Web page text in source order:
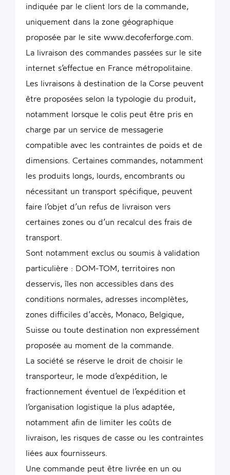
indiquée par le client lors de la commande,
uniquement dans la zone géographique
proposée par le site www.decoferforge.com.
La livraison des commandes passées sur le site
internet s’effectue en France métropolitaine.
Les livraisons à destination de la Corse peuvent
être proposées selon la typologie du produit,
notamment lorsque le colis peut être pris en
charge par un service de messagerie
compatible avec les contraintes de poids et de
dimensions. Certaines commandes, notamment
les produits longs, lourds, encombrants ou
nécessitant un transport spécifique, peuvent
faire l’objet d’un refus de livraison vers
certaines zones ou d’un recalcul des frais de
transport.
Sont notamment exclus ou soumis à validation
particulière : DOM-TOM, territoires non
desservis, îles non accessibles dans des
conditions normales, adresses incomplètes,
zones difficiles d’accès, Monaco, Belgique,
Suisse ou toute destination non expressément
proposée au moment de la commande.
La société se réserve le droit de choisir le
transporteur, le mode d’expédition, le
fractionnement éventuel de l’expédition et
l’organisation logistique la plus adaptée,
notamment afin de limiter les coûts de
livraison, les risques de casse ou les contraintes
liées aux fournisseurs.
Une commande peut être livrée en un ou